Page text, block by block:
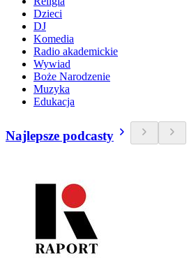
Dzieci
DJ
Komedia
Radio akademickie
Wywiad
Boże Narodzenie
Muzyka
Edukacja
Najlepsze podcasty